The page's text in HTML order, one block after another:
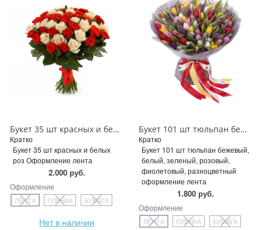
Букет 35 шт красных и белых роз
Кратко
Букет 35 шт красных и белых
роз Оформление лента
2.000 руб.
Оформление
ЛЕНТА ПЛЕНКА БУМАГА
Нет в наличии
Букет 101 шт тюльпан бежевый, белый, зеленый, розовый, фиолетовый, разноцветный
Кратко
Букет 101 шт тюльпан бежевый,
белый, зеленый, розовый,
фиолетовый, разноцветный
оформление лента
1.800 руб.
Оформление
ЛЕНТА ПЛЕНКА БУМАГА